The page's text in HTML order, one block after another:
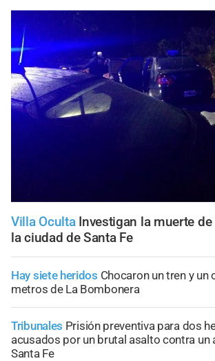
Villa Oculta Investigan la muerte
la ciudad de Santa Fe
Hay siete heridos Chocaron un tren y un
metros de La Bombonera
Tribunales Prisión preventiva para dos
acusados por un brutal asalto contra un
Santa Fe